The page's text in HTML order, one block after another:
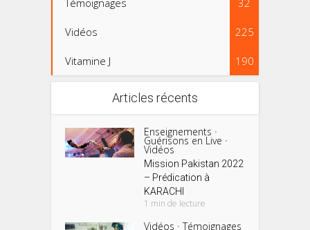
Témoignages 32
Vidéos 225
Vitamine J 190
Articles récents
Enseignements •
Guérisons en Live •
Vidéos
Mission Pakistan 2022
– Prédication à
KARACHI
1 min de lecture
Vidéos • Témoignages